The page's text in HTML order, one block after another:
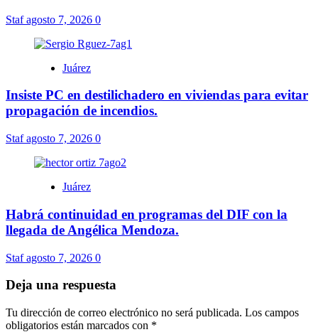
Stafagosto 7, 2026 0
Juárez
Insiste PC en destilichadero en viviendas para evitar
propagación de incendios.
Stafagosto 7, 2026 0
Juárez
Habrá continuidad en programas del DIF con la
llegada de Angélica Mendoza.
Stafagosto 7, 2026 0
Deja una respuesta
Tu dirección de correo electrónico no será publicada. Los campos
obligatorios están marcados con *